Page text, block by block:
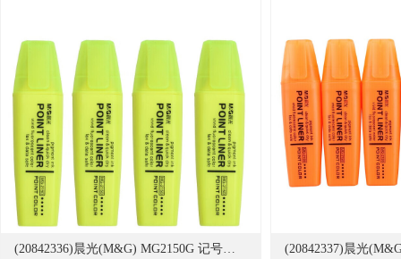
(20842336)晨光(M&G) MG2150G 记号笔*120支*10 荧光笔 黄色(单位：盒)